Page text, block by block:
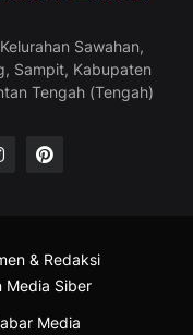
Sawahan,
Sampit, Kabupaten
Tengah (Tengah)
Media
& Redaksi
Media Siber